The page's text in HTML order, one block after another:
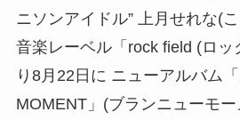
ニソンアイドル” 上月せれな(
音楽レーベル「rock field (ロッ
り8月22日に ニューアルバム
MOMENT」(ブランニューモ